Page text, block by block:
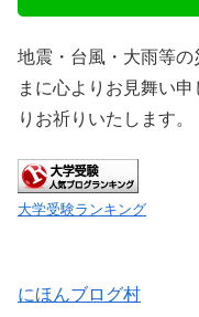
地震・台風・大雨等
まに心よりお見舞い
りお祈りいたします。
大学受験ランキング
にほんブログ村